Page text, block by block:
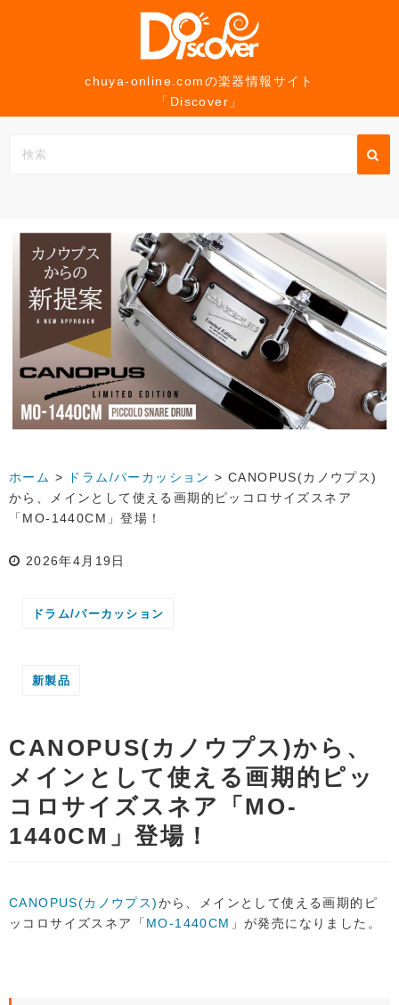
chuya-online.comの楽器情報サイト
「Discover」
ホーム > ドラム/パーカッション >CANOPUS(カノウプス)
から、メインとして使える画期的ピッコロサイズスネア
「MO-1440CM」登場！
2026年4月19日
ドラム/パーカッション
新製品
CANOPUS(カノウプス)から、
メインとして使える画期的ピッ
コロサイズスネア「MO-
1440CM」登場！
CANOPUS(カノウプス)から、メインとして使える画期的ピ
ッコロサイズスネア「 MO-1440CM 」が発売になりました。